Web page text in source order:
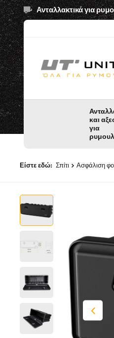
Ανταλλακτικά για
και
για
Είστε εδώ: Σπίτι Ασφάλιση